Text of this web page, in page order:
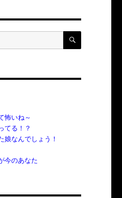
検
怖いね～
てる！？
娘なんでしょう！
今のあなた